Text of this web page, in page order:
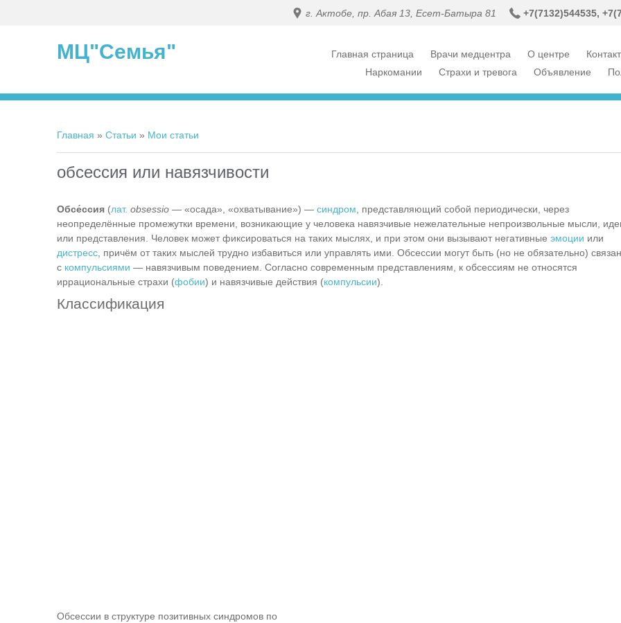
г. Актобе, пр. Абая 13, Есет-Батыра 81 +7(7132)544535,
МЦ"Семья" Главная страница Врачи медцентра О центре
Наркомании
Страхи и тревога Объявление
Главная » Статьи » Мои статьи
обсессия или навязчивости
Обсе́ссия (лат. obsessio — «осада», «охватывание») — синдром, представляющий собой периодически, через
неопределённые промежутки времени, возникающие у человека навязчивые нежелательные непроизвольные мысли,
или представления. Человек может фиксироваться на таких мыслях, и при этом они вызывают негативные эмоции или
дистресс, причём от таких мыслей трудно избавиться или управлять ими. Обсессии могут быть (но не обязательно)
с компульсиями — навязчивым поведением. Согласно современным представлениям, к обсессиям не относятся
иррациональные страхи (фобии) и навязчивые действия (компульсии).
Классификация
Обсессии в структуре позитивных синдромов по